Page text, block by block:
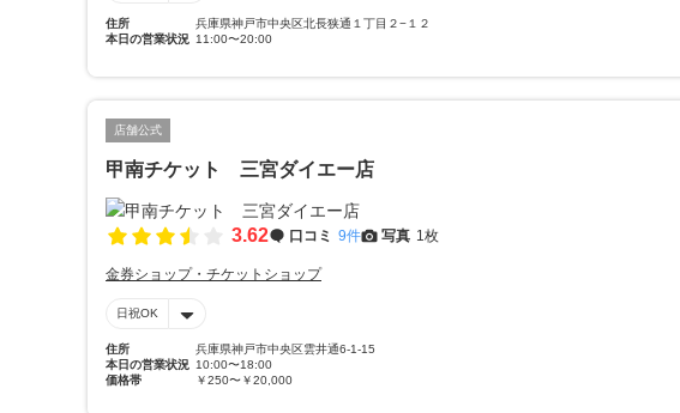
住所
兵庫県神戸市中央区北長狭通１丁目２−１２
本日の営業状況 11:00〜20:00
店舗公式
甲南チケット 三宮ダイエー店
3.62 口コミ 9件 写真 1枚
金券ショップ・チケットショップ
日祝OK
住所
兵庫県神戸市中央区雲井通6-1-15
本日の営業状況 10:00〜18:00
価格帯
￥250〜￥20,000